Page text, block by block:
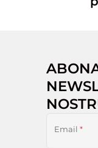
Email *